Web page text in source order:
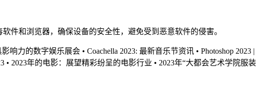
件和浏览器，确保设备的安全性，避免受到恶意软件的侵害。
影响力的数字娱乐展会 • Coachella 2023: 最新音乐节资讯 • Photoshop 2023 |
• 2023年的电影：展望精彩纷呈的电影行业 • 2023年“大都会艺术学院服装